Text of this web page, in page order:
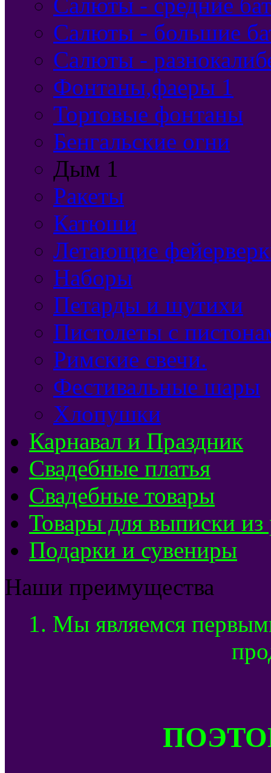
Салюты - большие
Салюты -
Фонтаны,фаеры 1
Тортовые фонтаны
Бенгальские огни
Дым 1
Ракеты
Катюши
Летающие
Наборы
Петарды и шутихи
Пистолеты с
Римские свечи.
Фестивальные шары
Хлопушки
Карнавал и Праздник
Свадебные платья
Свадебные товары
Товары для выписки из
Подарки и сувениры
Наши преимущества
1. Мы являемся